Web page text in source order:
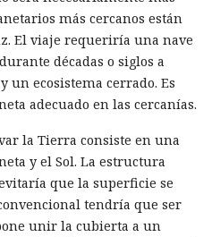
más cercanos están
El viaje requeriría una nave
décadas o siglos a
un ecosistema cerrado. Es
adecuado en las cercanías.
la Tierra consiste en una
y el Sol. La estructura
que la superficie se
tendría que ser
unir la cubierta a un